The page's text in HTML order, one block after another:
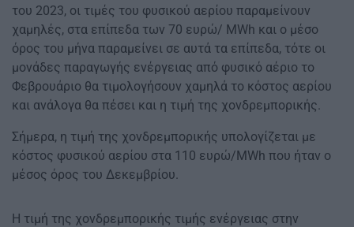
του 2023, οι τιμές του φυσικού αερίου παραμείνουν
χαμηλές, στα επίπεδα των 70 ευρώ/ MWh και ο μέσο
όρος του μήνα παραμείνει σε αυτά τα επίπεδα, τότε οι
μονάδες παραγωγής ενέργειας από φυσικό αέριο το
Φεβρουάριο θα τιμολογήσουν χαμηλά το κόστος αερίου
και ανάλογα θα πέσει και η τιμή της χονδρεμπορικής.
Σήμερα, η τιμή της χονδρεμπορικής υπολογίζεται με
κόστος φυσικού αερίου στα 110 ευρώ/MWh που ήταν ο
μέσος όρος του Δεκεμβρίου.
H τιμή της χονδρεμπορικής τιμής ενέργειας στην